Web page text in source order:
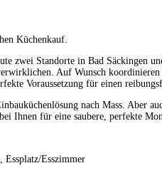
Küchenkauf.
zwei Standorte in Bad Säckingen
Auf Wunsch
Voraussetzung für einen
nach Mass. Aber
Ihnen für eine saubere, perfekte
Essplatz/Esszimmer